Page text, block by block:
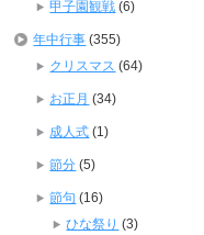
甲子園観戦 (6)
年中行事 (355)
クリスマス (64)
お正月 (34)
成人式 (1)
節分 (5)
節句 (16)
ひな祭り (3)